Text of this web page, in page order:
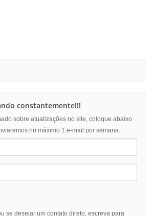
constantemente!!!
sobre atualizações no site, coloque abaixo
no máximo 1 e-mail por semana.
se desejar um contato direto, escreva para